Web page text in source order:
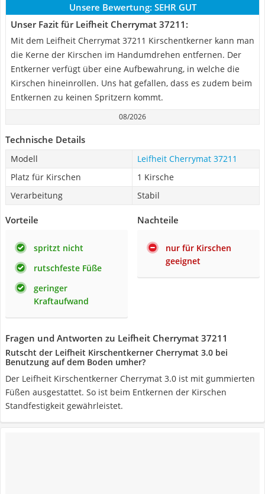
Unsere Bewertung: SEHR GUT
Unser Fazit für Leifheit Cherrymat 37211:
Mit dem Leifheit Cherrymat 37211 Kirschentkerner kann man
die Kerne der Kirschen im Handumdrehen entfernen. Der
Entkerner verfügt über eine Aufbewahrung, in welche die
Kirschen hineinrollen. Uns hat gefallen, dass es zudem beim
Entkernen zu keinen Spritzern kommt.
08/2026
Technische Details
Modell
Leifheit Cherrymat 37211
Platz für Kirschen
1 Kirsche
Verarbeitung
Stabil
Vorteile
spritzt nicht
rutschfeste Füße
geringer
Kraftaufwand
Nachteile
nur für Kirschen
geeignet
Fragen und Antworten zu Leifheit Cherrymat 37211
Rutscht der Leifheit Kirschentkerner Cherrymat 3.0 bei
Benutzung auf dem Boden umher?
Der Leifheit Kirschentkerner Cherrymat 3.0 ist mit gummierten
Füßen ausgestattet. So ist beim Entkernen der Kirschen
Standfestigkeit gewährleistet.